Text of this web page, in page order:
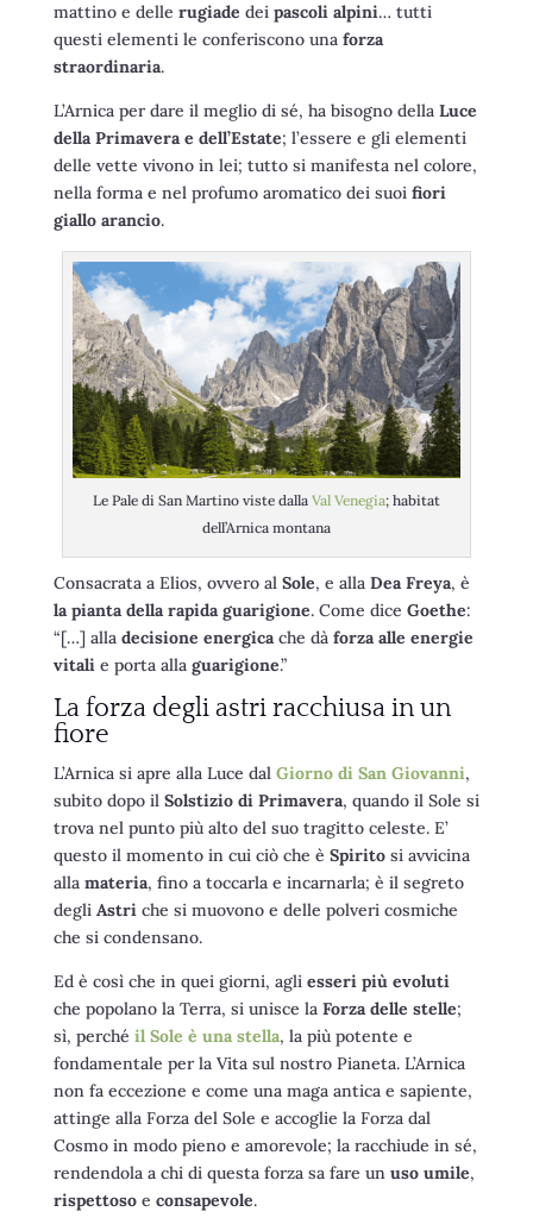
mattino e delle rugiade dei pascoli alpini… tutti
questi elementi le conferiscono una forza
straordinaria.
L’Arnica per dare il meglio di sé, ha bisogno della Luce
della Primavera e dell’Estate; l’essere e gli elementi
delle vette vivono in lei; tutto si manifesta nel colore,
nella forma e nel profumo aromatico dei suoifiori
giallo arancio.
Le Pale di San Martino viste dallaVal Venegia; habitat
dell’Arnica montana
Consacrata a Elios, ovvero al Sole, e alla Dea Freya, è
la pianta della rapida guarigione. Come dice Goethe:
“[…] alla decisione energicache dà forza alle energie
vitalie porta alla guarigione.”
La forza degli astri racchiusa in un
fiore
L’Arnica si apre alla Luce dal Giorno di San Giovanni,
subito dopo il Solstizio di Primavera, quando il Sole si
trova nel punto più alto del suo tragitto celeste. E’
questo il momento in cui ciò che è Spiritosi avvicina
alla materia, fino a toccarla e incarnarla; è il segreto
degli Astriche si muovono e delle polveri cosmiche
che si condensano.
Ed è così che in quei giorni, agli esseri più evoluti
che popolano la Terra, si unisce la Forza delle stelle;
sì, perché il Sole è una stella, la più potente e
fondamentale per la Vita sul nostro Pianeta. L’Arnica
non fa eccezione e come una maga antica e sapiente,
attinge alla Forza del Sole e accoglie la Forza dal
Cosmo in modo pieno e amorevole; la racchiude in sé,
rendendola a chi di questa forza sa fare un uso umile,
rispettosoe consapevole.